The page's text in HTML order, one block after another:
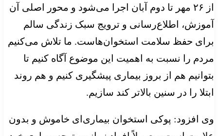
از ۲۶ مهر تا دوم آبان اجرا می‌شود و محور اصلی آن
آموزش، اطلاع‌رسانی و ترویج سبک زندگی سالم
برای حفظ سلامت استخوان‌هاست. ما تلاش می‌کنیم
مردم را نسبت به اهمیت این موضوع آگاه کنیم تا
بتوانیم هم از بروز بیماری پیشگیری کنیم و هم روند
ابتلا را در سنین بالاتر کند سازیم.
وی افزود: پوکی استخوان بیماری‌ای خاموش و بدون